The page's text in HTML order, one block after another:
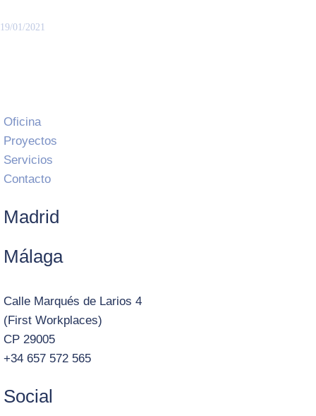
19/01/2021
Oficina
Proyectos
Servicios
Contacto
Madrid
Málaga
Calle Marqués de Larios 4
(First Workplaces)
CP 29005
+34 657 572 565
Social